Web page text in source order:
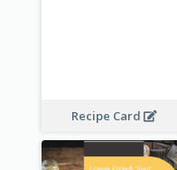
Recipe Card